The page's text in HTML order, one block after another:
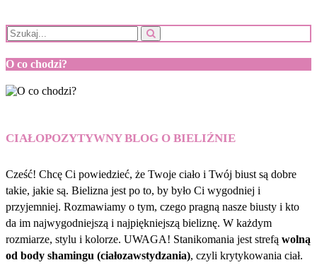
O co chodzi?
CIAŁOPOZYTYWNY BLOG O BIELIŹNIE
Cześć! Chcę Ci powiedzieć, że Twoje ciało i Twój biust są dobre
takie, jakie są. Bielizna jest po to, by było Ci wygodniej i
przyjemniej. Rozmawiamy o tym, czego pragną nasze biusty i kto
da im najwygodniejszą i najpiękniejszą bieliznę. W każdym
rozmiarze, stylu i kolorze. UWAGA! Stanikomania jest strefą wolną
od body shamingu (ciałozawstydzania), czyli krytykowania ciał.